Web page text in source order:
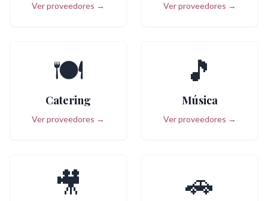
Ver proveedores → Ver proveedores →
🍽️
Catering
Ver proveedores →
🎵
Música
Ver proveedores →
🎥 🚗